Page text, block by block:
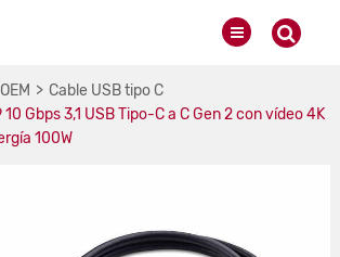
Cable USB tipo C
10 Gbps 3,1 USB Tipo-C a C Gen 2 con vídeo 4K
100W